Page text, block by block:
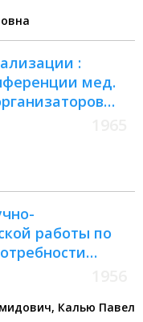
:
мед.
Литов. ССР.
работы по
Павел